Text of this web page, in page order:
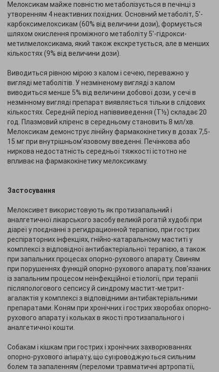
The content could not be loaded.
Мелоксикам майже повністю метаболізується в печінці з
утворенням 4 неактивних похідних. Основний метаболіт, 5'-
карбоксимелоксикам (60% від величини дози), формується
шляхом окислення проміжного метаболіту 5'-гідрокси-
метилмелоксикама, який також екскретується, але в менших
кількостях (9% від величини дози).
Виводиться рівною мірою з калом і сечею, переважно у
вигляді метаболітів. У незміненому вигляді з калом
виводиться менше 5% від величини добової дози, у сечі в
незмінному вигляді препарат виявляється тільки в слідових
кількостях. Середній період напіввиведення (Т½) складає 20
год. Плазмовий кліренс в середньому становить 8 мл/хв.
Мелоксикам демонструє лінійну фармакокінетику в дозах 7,5-
15 мг при внутрішньом'язовому введенні. Печінкова або
ниркова недостатність середньої тяжкості істотно не
впливає на фармакокінетику мелоксикаму.
Застосування
Мелоксивет використовують як протизапальний і
аналгетичної лікарського засобу великій рогатій худобі при
діареї у поєднанні з регидрационной терапією, при гострих
респіраторних інфекціях, гнійно-катаральному маститі у
комплексі з відповідної антибактеріальної терапією, а також
при запальних процесах опорно-рухового апарату. Свиням
при порушеннях функцій опорно-рухового апарату, пов'язаних
із запальним процесом неінфекційної етіології, при терапії
післяпологового сепсису й синдрому мастит-метрит-
агалактія у комплексі з відповідними антибактеріальними
препаратами. Коням при хронічних і гострих хворобах опорно-
рухового апарату і кольках в якості протизапального і
аналгетичної кошти.
Собакам і кішкам при гострих і хронічних захворюваннях
опорно-рухового апарату, що супроводжуються сильним
болем та запаленням (переломи травматичні артропатії,